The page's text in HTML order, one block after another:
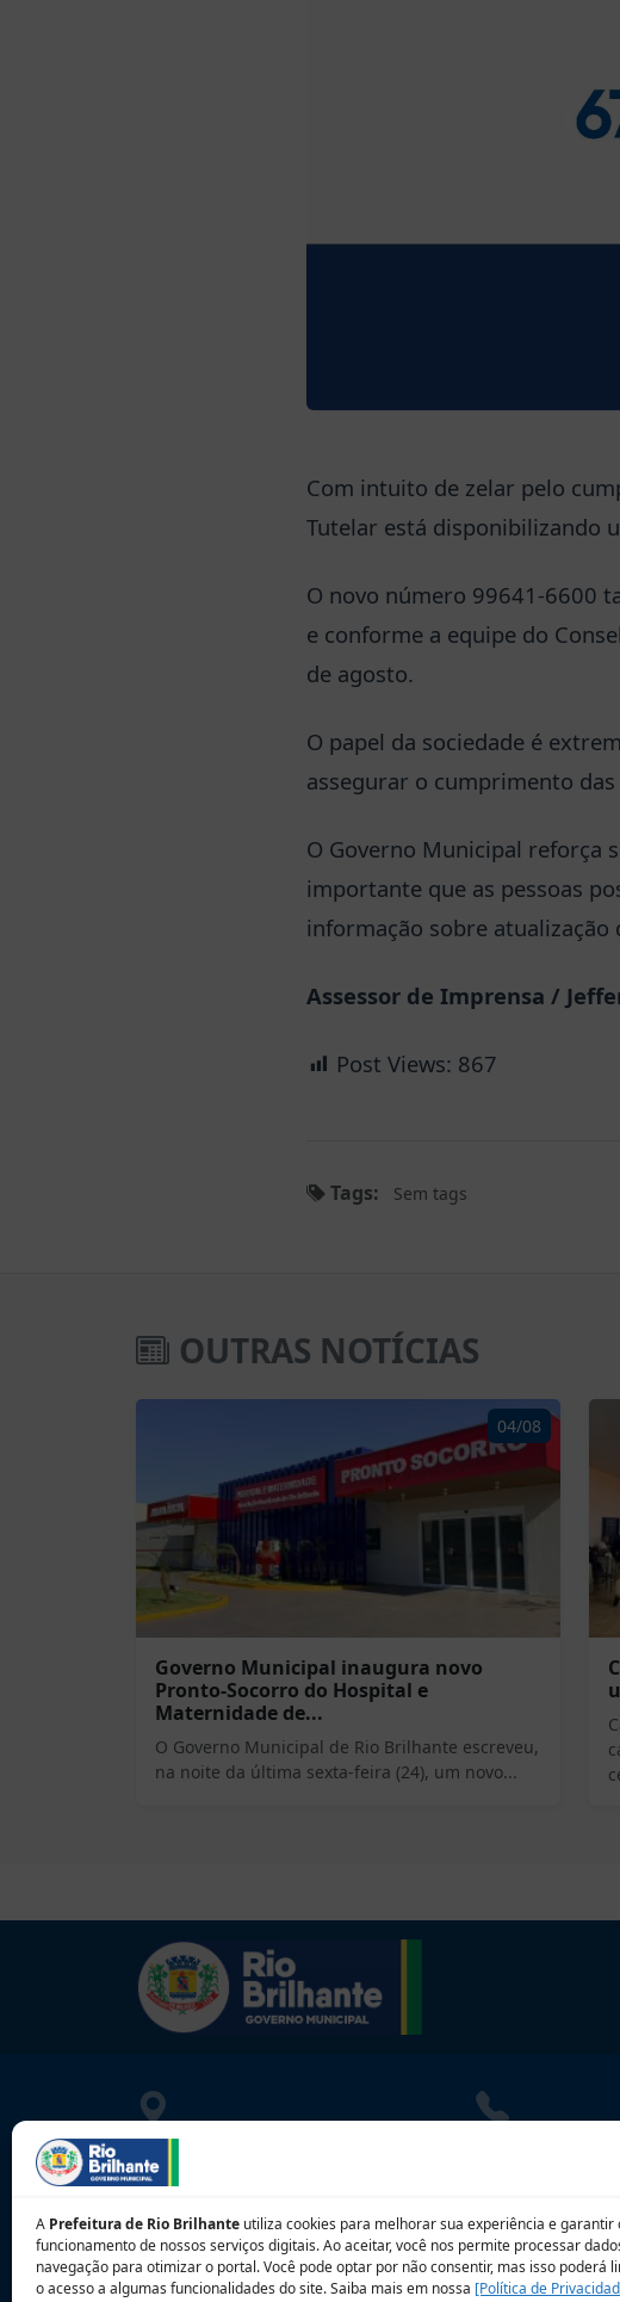
A Prefeitura de Rio Brilhante utiliza cookies para melhorar sua experiência e garantir
funcionamento de nossos serviços digitais. Ao aceitar, você nos permite processar
navegação para otimizar o portal. Você pode optar por não consentir, mas isso poderá
o acesso a algumas funcionalidades do site. Saiba mais em nossa [Política de
Com intuito de zelar pelo
Tutelar está disponibilizando
O novo número 99641-6600
e conforme a equipe do
de agosto.
O papel da sociedade é
assegurar o cumprimento
O Governo Municipal reforça
importante que as pessoas
informação sobre
Assessor de Imprensa /
Post Views: 867
Tags: Sem tags
OUTRAS NOTÍCIAS
04/08
Governo Municipal inaugura novo
Pronto-Socorro do Hospital e
Maternidade de...
O Governo Municipal de Rio Brilhante escreveu,
na noite da última sexta-feira (24), um novo...
LOCALIZAÇÃO
Rua Athayde Nogueira, 1033
CEP: 79.130-000